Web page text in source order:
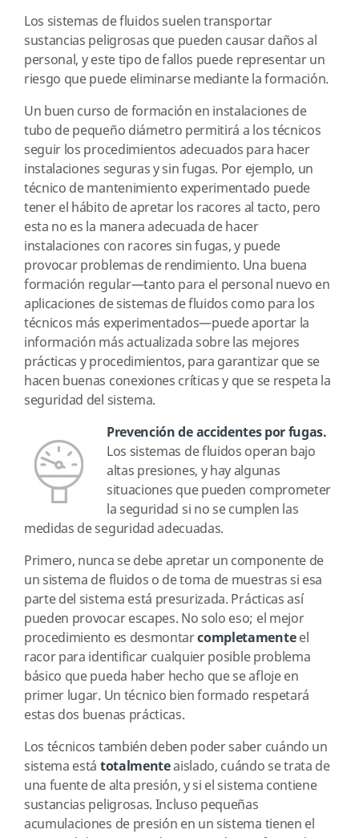
Los sistemas de fluidos suelen transportar
sustancias peligrosas que pueden causar daños al
personal, y este tipo de fallos puede representar un
riesgo que puede eliminarse mediante la formación.
Un buen curso de formación en instalaciones de
tubo de pequeño diámetro permitirá a los técnicos
seguir los procedimientos adecuados para hacer
instalaciones seguras y sin fugas. Por ejemplo, un
técnico de mantenimiento experimentado puede
tener el hábito de apretar los racores al tacto, pero
esta no es la manera adecuada de hacer
instalaciones con racores sin fugas, y puede
provocar problemas de rendimiento. Una buena
formación regular—tanto para el personal nuevo en
aplicaciones de sistemas de fluidos como para los
técnicos más experimentados—puede aportar la
información más actualizada sobre las mejores
prácticas y procedimientos, para garantizar que se
hacen buenas conexiones críticas y que se respeta la
seguridad del sistema.
Prevención de accidentes por fugas.
Los sistemas de fluidos operan bajo
altas presiones, y hay algunas
situaciones que pueden comprometer
la seguridad si no se cumplen las
medidas de seguridad adecuadas.
Primero, nunca se debe apretar un componente de
un sistema de fluidos o de toma de muestras si esa
parte del sistema está presurizada. Prácticas así
pueden provocar escapes. No solo eso; el mejor
procedimiento es desmontarcompletamenteel
racor para identificar cualquier posible problema
básico que pueda haber hecho que se afloje en
primer lugar. Un técnico bien formado respetará
estas dos buenas prácticas.
Los técnicos también deben poder saber cuándo un
sistema está totalmenteaislado, cuándo se trata de
una fuente de alta presión, y si el sistema contiene
sustancias peligrosas. Incluso pequeñas
acumulaciones de presión en un sistema tienen el